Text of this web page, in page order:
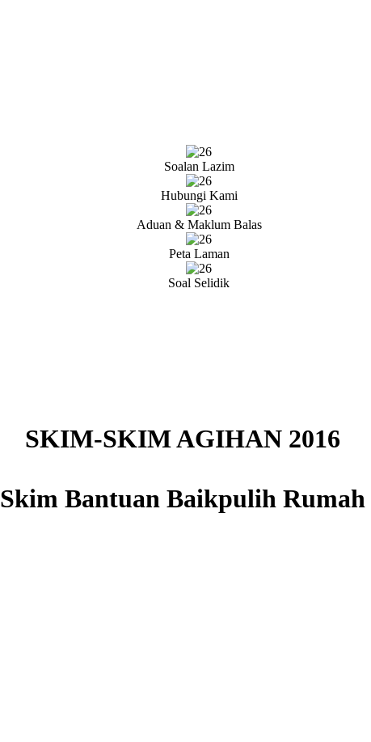
Soalan Lazim
Hubungi Kami
Aduan & Maklum Balas
Peta Laman
Soal Selidik
SKIM-SKIM AGIHAN 2016
Skim Bantuan Baikpulih Rumah